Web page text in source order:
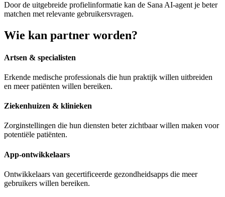
Door de uitgebreide profielinformatie kan de Sana AI-agent je beter
matchen met relevante gebruikersvragen.
Wie kan partner worden?
Artsen & specialisten
Erkende medische professionals die hun praktijk willen uitbreiden
en meer patiënten willen bereiken.
Ziekenhuizen & klinieken
Zorginstellingen die hun diensten beter zichtbaar willen maken voor
potentiële patiënten.
App-ontwikkelaars
Ontwikkelaars van gecertificeerde gezondheidsapps die meer
gebruikers willen bereiken.